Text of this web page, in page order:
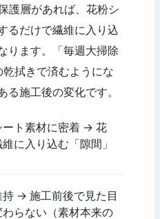
護層があれば、花粉シ
るだけで繊維に入り込
ります。「毎週大掃除
拭きで済むようにな
施工後の変化です。
ート素材に密着 → 花
に入り込む「隙間」
→ 施工前後で見た目
らない（素材本来の